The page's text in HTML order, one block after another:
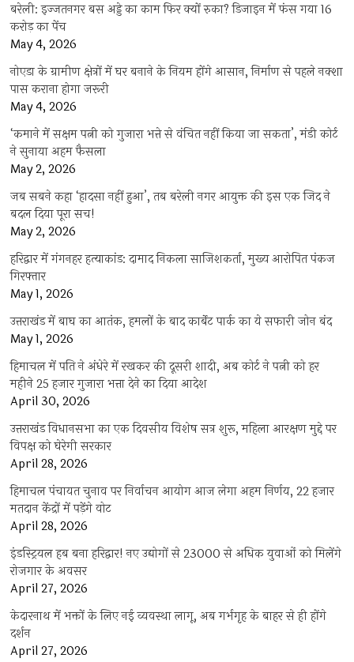
बरेली: इज्जतनगर बस अड्डे का काम फिर क्यों रुका? डिजाइन में फंस गया 16
करोड़ का पेंच
May 4, 2026
नोएडा के ग्रामीण क्षेत्रों में घर बनाने के नियम होंगे आसान, निर्माण से पहले नक्शा
पास कराना होगा जरूरी
May 4, 2026
‘कमाने में सक्षम पत्नी को गुजारा भत्ते से वंचित नहीं किया जा सकता’, मंडी कोर्ट
ने सुनाया अहम फैसला
May 2, 2026
जब सबने कहा ‘हादसा नहीं हुआ’, तब बरेली नगर आयुक्त की इस एक जिद ने
बदल दिया पूरा सच!
May 2, 2026
हरिद्वार में गंगनहर हत्याकांड: दामाद निकला साजिशकर्ता, मुख्य आरोपित पंकज
गिरफ्तार
May 1, 2026
उत्तराखंड में बाघ का आतंक, हमलों के बाद कार्बेट पार्क का ये सफारी जोन बंद
May 1, 2026
हिमाचल में पति ने अंधेरे में रखकर की दूसरी शादी, अब कोर्ट ने पत्नी को हर
महीने 25 हजार गुजारा भत्ता देने का दिया आदेश
April 30, 2026
उत्तराखंड विधानसभा का एक दिवसीय विशेष सत्र शुरू, महिला आरक्षण मुद्दे पर
विपक्ष को घेरेगी सरकार
April 28, 2026
हिमाचल पंचायत चुनाव पर निर्वाचन आयोग आज लेगा अहम निर्णय, 22 हजार
मतदान केंद्रों में पड़ेंगे वोट
April 28, 2026
इंडस्ट्रियल हब बना हरिद्वार! नए उद्योगों से 23000 से अधिक युवाओं को मिलेंगे
रोजगार के अवसर
April 27, 2026
केदारनाथ में भक्तों के लिए नई व्यवस्था लागू, अब गर्भगृह के बाहर से ही होंगे
दर्शन
April 27, 2026